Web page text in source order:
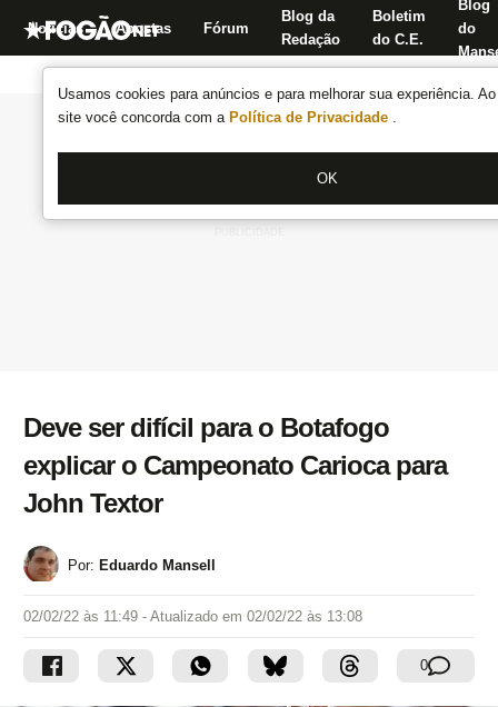
Usamos cookies para anúncios e para melhorar sua experiência.
site você concorda com a Política de Privacidade .
OK
Notícias Apostas Fórum
Blog da
Redação
Boletim
do C.E.
Blog
do
Deve ser difícil para o Botafogo
explicar o Campeonato Carioca para
John Textor
Por: Eduardo Mansell
02/02/22 às 11:49 - Atualizado em 02/02/22 às 13:08
0